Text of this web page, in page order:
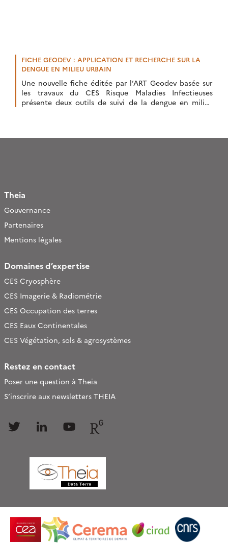
FICHE GEODEV : APPLICATION ET RECHERCHE SUR LA
DENGUE EN MILIEU URBAIN
Une nouvelle fiche éditée par l’ART Geodev basée sur
les travaux du CES Risque Maladies Infectieuses
présente deux outils de suivi de la dengue en milieu
Theia
Gouvernance
Partenaires
Mentions légales
Domaines d’expertise
CES Cryosphère
CES Imagerie & Radiométrie
CES Occupation des terres
CES Eaux Continentales
CES Végétation, sols & agrosystèmes
Restez en contact
Poser une question à Theia
S’inscrire aux newsletters THEIA
Follow Follow